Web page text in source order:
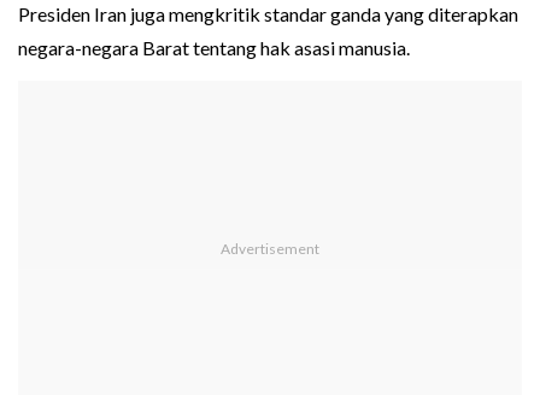
Presiden Iran juga mengkritik standar ganda yang diterapkan
negara-negara Barat tentang hak asasi manusia.